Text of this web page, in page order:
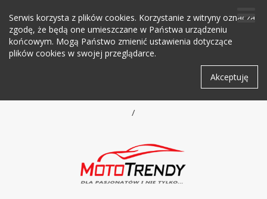
Serwis korzysta z plików cookies. Korzystanie z witryny oznacza
zgodę, że będą one umieszczane w Państwa urządzeniu
końcowym. Mogą Państwo zmienić ustawienia dotyczące
plików cookies w swojej przeglądarce.
Akceptuję
/